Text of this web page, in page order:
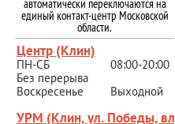
автоматически переключаются на
единый контакт-центр Московской
области.
Центр (Клин)
ПН-СБ
08:00-20:00
Без перерыва
Воскресенье
Выходной
УРМ (Клин, ул. Победы, вл.